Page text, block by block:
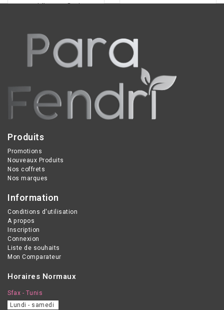
quotidienne. Caries,
saignements gingivaux
occasionnels, plaque
dentaire. Adulte, enfant à
partir de 7 ans.
hydrate et protège les
gourmande tout au long
Produits
Promotions
Nouveaux Produits
Nos coffrets
Nos marques
Information
Conditions d'utilisation
A propos
Inscription
Connexion
Liste de souhaits
Mon Comparateur
Horaires Normaux
Sfax - Tunis
Lundi - samedi